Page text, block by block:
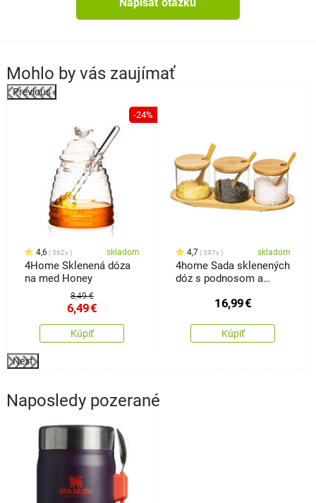
Mohlo by vás zaujímať
Previous
-24%
4,6 362x skladom
4Home Sklenená dóza
na med Honey
8,49 €
6,49€
Kúpiť
4,7 397x skladom
4home Sada sklenených
dóz s podnosom a
16,99€
Kúpiť
Next
Naposledy pozerané